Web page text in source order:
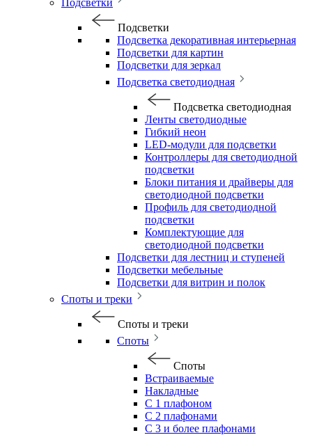
Подсветки
Подсветки
Подсветка декоративная интерьерная
Подсветки для картин
Подсветки для зеркал
Подсветка светодиодная
Подсветка светодиодная
Ленты светодиодные
Гибкий неон
LED-модули для подсветки
Контроллеры для светодиодной
подсветки
Блоки питания и драйверы для
светодиодной подсветки
Профиль для светодиодной
подсветки
Комплектующие для
светодиодной подсветки
Подсветки для лестниц и ступеней
Подсветки мебельные
Подсветки для витрин и полок
Споты и треки
Споты и треки
Споты
Споты
Встраиваемые
Накладные
С 1 плафоном
С 2 плафонами
С 3 и более плафонами